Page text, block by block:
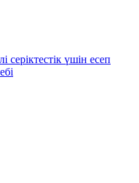
серіктестік үшін есеп